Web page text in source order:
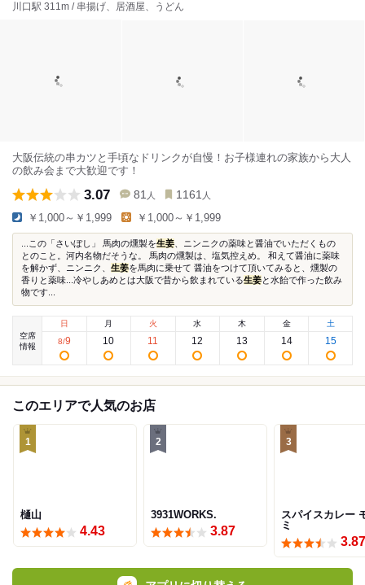
川口駅 311m / 串揚げ、居酒屋、うどん
大阪伝統の串カツと手頃なドリンクが自慢！お子様連れの家族から大人
の飲み会まで大歓迎です！
3.07 81 人 1161 人
￥1,000～￥1,999 ￥1,000～￥1,999
...この「さいぼし」 馬肉の燻製を生姜 、ニンニクの薬味と醤油でいただくもの
とのこと。河内名物だそうな。 馬肉の燻製は、塩気控えめ。 和えて醤油に薬味
を解かず、ニンニク、 生姜を馬肉に乗せて 醤油をつけて頂いてみると、燻製の
香りと薬味...冷やしあめとは大阪で昔から飲まれている生姜と水飴で作った飲み
物です...
空席
情報
日
8/9
月
10
火
11
水
12
木
13
金
14
土
15
このエリアで人気のお店
1
樋山
4.43
2
3931WORKS.
3.87
3
スパイスカレー
ミ
3.87